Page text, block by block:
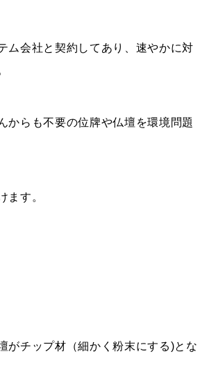
ム会社と契約してあり、速やかに対
からも不要の位牌や仏壇を環境問題
ます。
がチップ材（細かく粉末にする)とな